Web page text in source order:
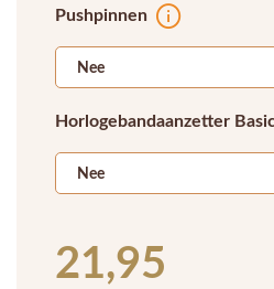
Pushpinnen
Horlogebandaanzetter
21,95